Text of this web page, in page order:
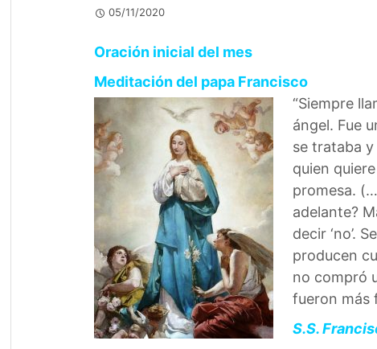
05/11/2020
Oración inicial del mes
Meditación del papa Francisco
“Siempre
ángel. Fue
se trataba y
quien
promesa.
adelante?
decir ‘no’.
producen
no compró
fueron más
S.S.